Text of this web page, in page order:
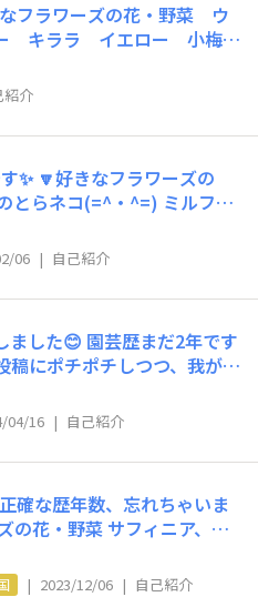
キララ イエロー 小梅ち
に一言 む
ていましたが 30年以上前
育てることに熱が入りまし
紹介
ズの
とらネコ(=^・^=) ミルフル
など園芸以外でもOK） ハ
ってます。 マルシェも出
ぜひいらして下さい♥ 陶芸
とは思いますが… 面白い事
ッとしていただけたら嬉しい
06 | 自己紹介
ました😊 園芸歴まだ2年です
稿にポチポチしつつ、我が家
昇格できました🤗 実のと
ナーには程遠いのですが💦
稿を、空いた時間にチェッ
きました。SUNSUNガー
するので、近所の人に園芸
す😱 実際、そうなのかもし
ですが、真ん丸モリモリの
皆さんこれからも色々と教
04/16 | 自己紹介
確な歴年数、忘れちゃいま
の花・野菜 サフィニア、ミ
きなこと、趣味（スポーツ
賞・読書 🔽皆さんに一言
くさんの方とお話（交流）が
| 2023/12/06 | 自己紹介